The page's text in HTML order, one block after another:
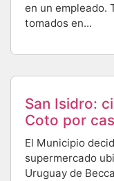
en un empleado.
tomados en...
San Isidro:
Coto por
El Municipio
supermercado
Uruguay de